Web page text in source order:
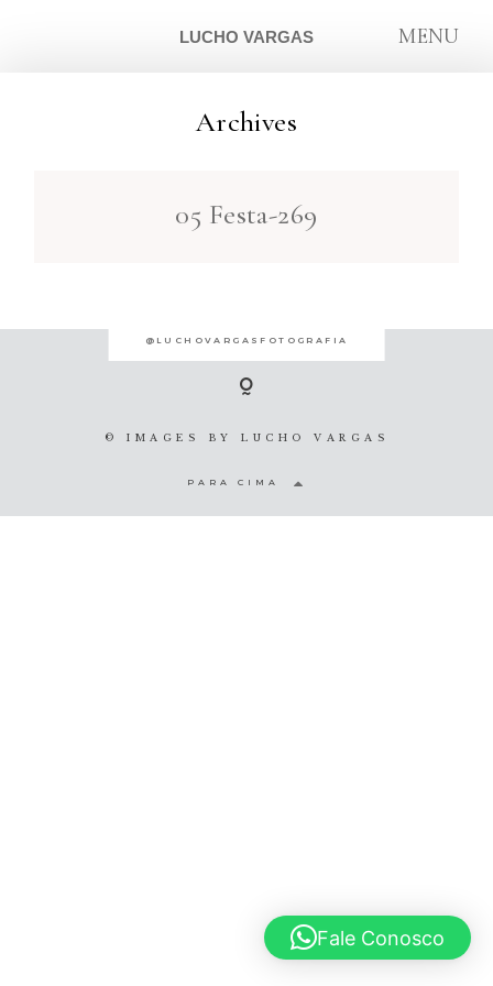
LUCHO VARGAS MENU
Archives
05 Festa-269
SOBRE
© 2020 Lucho Vargas
@LUCHOVARGASFOTOGRAFIA
© IMAGES BY LUCHO VARGAS
PARA CIMA
Fale Conosco